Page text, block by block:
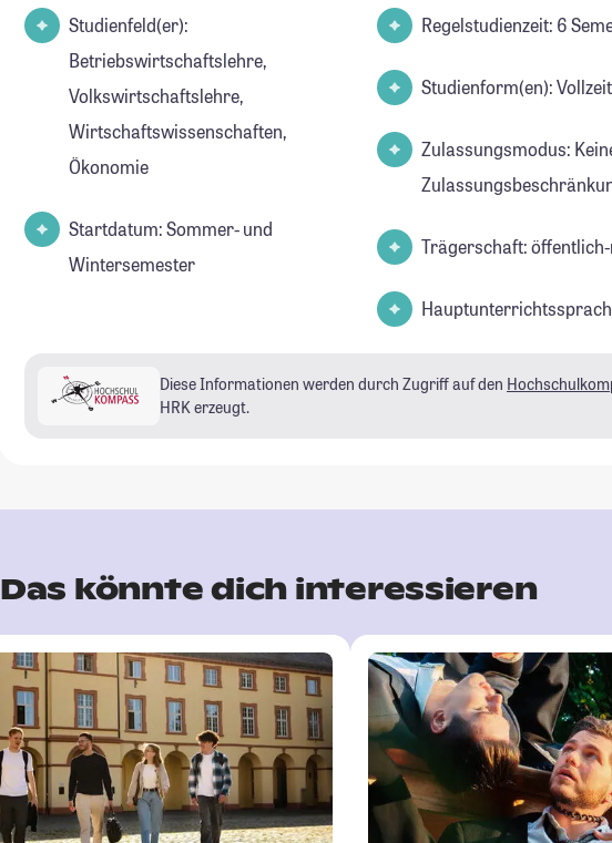
Studienfeld(er):
Betriebswirtschaftslehre,
Volkswirtschaftslehre,
Wirtschaftswissenschaften,
Ökonomie
Startdatum: Sommer- und
Wintersemester
Regelstudienzeit: 6
Studienform(en):
Zulassungsmodus:
Trägerschaft:
Diese Informationen werden durch Zugriff auf den
HRK erzeugt.
Das könnte dich interessieren